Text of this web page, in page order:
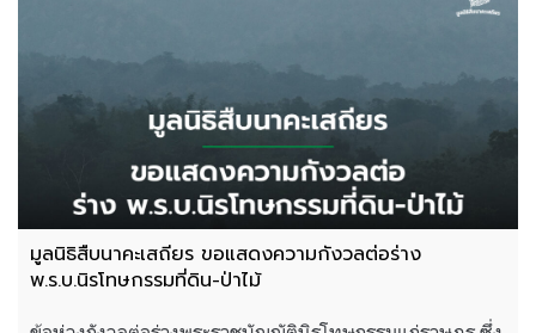
มูลนิธิสืบนาคะเสถียร ขอแสดงความกังวลต่อร่าง
พ.ร.บ.นิรโทษกรรมที่ดิน-ป่าไม้